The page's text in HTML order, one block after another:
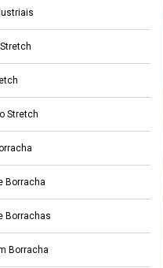
Stretch
Borracha
Borrachas
Borracha